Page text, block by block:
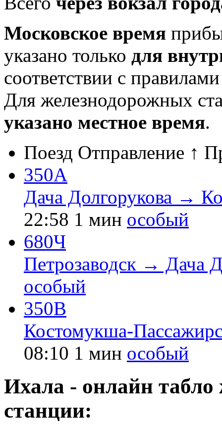
Московское время
указано только для
соответствии с
Для железнодорожных
указано местное время.
Поезд Отправление ↑
350А
Дача Долгорукова →
22:58 1 мин особый
680Ч
Петрозаводск → Дача
особый
350В
Костомукша-
08:10 1 мин особый
Ихала - онлайн табло
станции: